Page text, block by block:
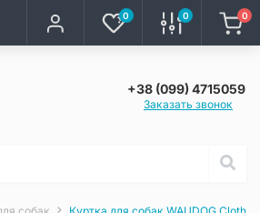
0 0 0
+38 (099) 4715059
Заказать звонок